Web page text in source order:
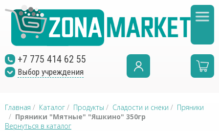
+7 775 414 62 55
Выбор учреждения
Главная / Каталог / Продукты / Сладости и снеки / Пряники
/ Пряники "Мятные" "Яшкино" 350гр
Вернуться в каталог